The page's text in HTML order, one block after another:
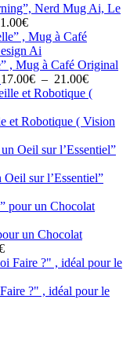
17.00€
21.00€
Nerd Mug Ai, Le
€Plage
de
prix :
17.00€
à
21.00€
, Mug à Café Original
17.00€ – 21.00€Plage
de
17.00€
21.00€
et Robotique ( Vision
sur l’Essentiel”
un Chocolat
Plage
de
17.00€?" , idéal pour le